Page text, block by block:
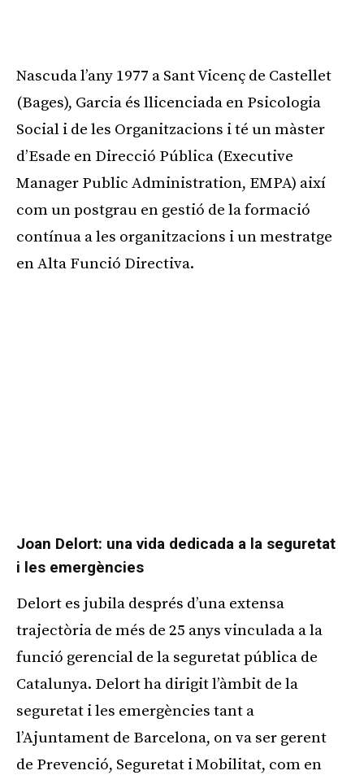
Nascuda l’any 1977 a Sant Vicenç de Castellet
(Bages), Garcia és llicenciada en Psicologia
Social i de les Organitzacions i té un màster
d’Esade en Direcció Pública (Executive
Manager Public Administration, EMPA) així
com un postgrau en gestió de la formació
contínua a les organitzacions i un mestratge
en Alta Funció Directiva.
Joan Delort: una vida dedicada a la seguretat
i les emergències
Delort es jubila després d’una extensa
trajectòria de més de 25 anys vinculada a la
funció gerencial de la seguretat pública de
Catalunya. Delort ha dirigit l’àmbit de la
seguretat i les emergències tant a
l’Ajuntament de Barcelona, on va ser gerent
de Prevenció, Seguretat i Mobilitat, com en